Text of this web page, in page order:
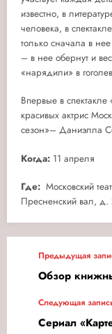
известно, в
человека, в
только сначала в
– в нее обернут и
«нарядили» в
Впервые в
красивых актрис
сезон»– Даниэлла
Когда: 11 апреля
Где: Московский
Пресненский вал, д.
Предыдущая
Обзор
Следующая
Сериал